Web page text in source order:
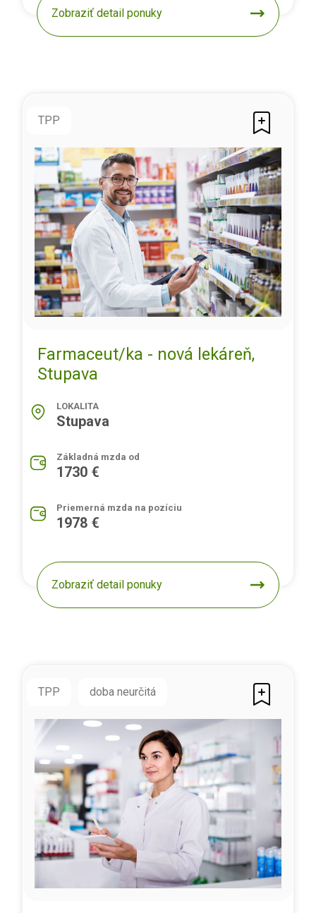
Zobraziť detail ponuky
TPP
Farmaceut/ka - nová lekáreň,
Stupava
LOKALITA
Stupava
Základná mzda od
1730 €
Priemerná mzda na pozíciu
1978 €
Zobraziť detail ponuky
TPP doba neurčitá